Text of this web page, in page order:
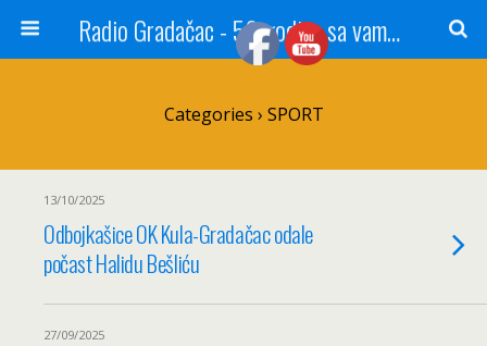
Radio Gradačac - 56 godina sa vama...
Categories › SPORT
13/10/2025
Odbojkašice OK Kula-Gradačac odale
počast Halidu Bešliću
27/09/2025